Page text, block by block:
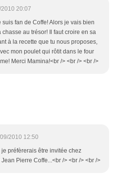
20:07
suis fan de Coffe! Alors je vais bien
chasse au trésor! Il faut croire en sa
à la recette que tu nous proposes,
mon poulet qui rôtit dans le four
Merci Mamina!<br /> <br /> <br />
2010 12:50
préfèrerais être invitée chez
Pierre Coffe...<br /> <br /> <br />